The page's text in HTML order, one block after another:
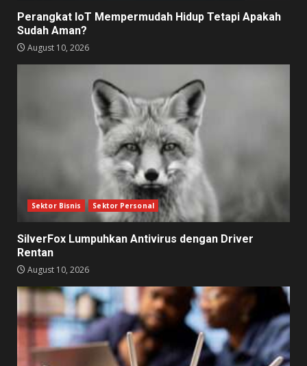
Perangkat IoT Mempermudah Hidup Tetapi Apakah
Sudah Aman?
August 10, 2026
Sektor Bisnis Sektor Personal
SilverFox Lumpuhkan Antivirus dengan Driver
Rentan
August 10, 2026